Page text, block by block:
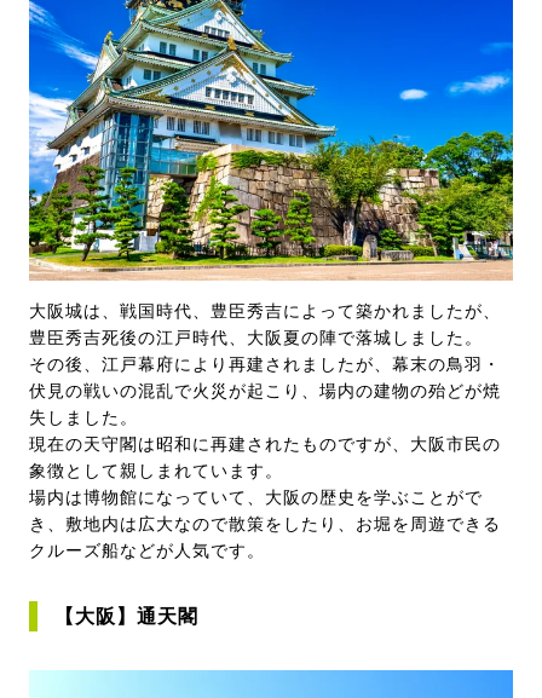
大阪城は、戦国時代、豊臣秀吉によって築かれましたが、
豊臣秀吉死後の江戸時代、大阪夏の陣で落城しました。
その後、江戸幕府により再建されましたが、幕末の鳥羽・
伏見の戦いの混乱で火災が起こり、場内の建物の殆どが焼
失しました。
現在の天守閣は昭和に再建されたものですが、大阪市民の
象徴として親しまれています。
場内は博物館になっていて、大阪の歴史を学ぶことがで
き、敷地内は広大なので散策をしたり、お堀を周遊できる
クルーズ船などが人気です。
【大阪】通天閣